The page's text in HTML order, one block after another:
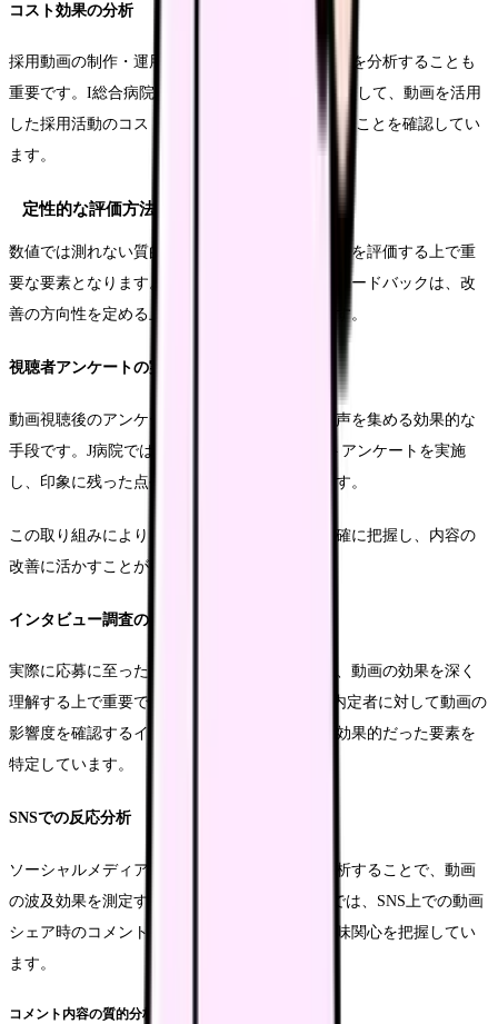
コスト効果の分析
採用動画の制作・運用コストと、採用成果の関係を分析することも
重要です。I総合病院では、従来の採用手法と比較して、動画を活用
した採用活動のコストパフォーマンスが1.8倍高いことを確認してい
ます。
定性的な評価方法
数値では測れない質的な側面も、採用動画の効果を評価する上で重
要な要素となります。視聴者からの具体的なフィードバックは、改
善の方向性を定める上で貴重な情報源となります。
視聴者アンケートの実施方法
動画視聴後のアンケート調査は、視聴者の生の声を集める効果的な
手段です。J病院では、動画視聴直後にショートアンケートを実施
し、印象に残った点や改善要望を収集しています。
この取り組みにより、視聴者のニーズをより正確に把握し、内容の
改善に活かすことができています。
インタビュー調査の活用
実際に応募に至った看護師へのインタビューは、動画の効果を深く
理解する上で重要です。K医療センターでは、内定者に対して動画の
影響度を確認するインタビューを実施し、特に効果的だった要素を
特定しています。
SNSでの反応分析
ソーシャルメディア上での反応や共有状況を分析することで、動画
の波及効果を測定することができます。L病院では、SNS上での動画
シェア時のコメント内容を分析し、視聴者の興味関心を把握してい
ます。
コメント内容の質的分析